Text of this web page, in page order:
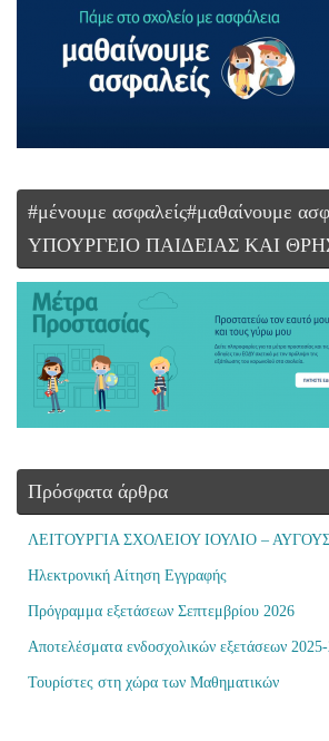
#μένουμε ασφαλείς#μαθαίνουμε
ΥΠΟΥΡΓΕΙΟ ΠΑΙΔΕΙΑΣ ΚΑΙ
Πρόσφατα άρθρα
ΛΕΙΤΟΥΡΓΙΑ ΣΧΟΛΕΙΟΥ ΙΟΥΛΙΟ –
Ηλεκτρονική Αίτηση Εγγραφής
Πρόγραμμα εξετάσεων Σεπτεμβρίου 2026
Αποτελέσματα ενδοσχολικών εξετάσεων
Τουρίστες στη χώρα των Μαθηματικών